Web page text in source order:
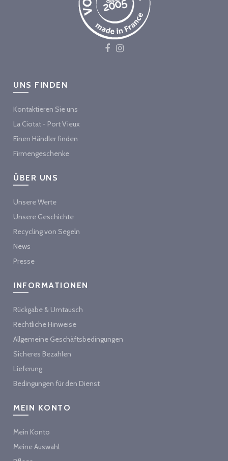
UNS FINDEN
Kontaktieren Sie uns
La Ciotat - Port Vieux
Einen Händler finden
Firmengeschenke
ÜBER UNS
Unsere Werte
Unsere Geschichte
Recycling von Segeln
News
Presse
INFORMATIONEN
Rückgabe & Umtausch
Rechtliche Hinweise
Allgemeine Geschäftsbedingungen
Sicheres Bezahlen
Lieferung
Bedingungen für den Dienst
MEIN KONTO
Mein Konto
Meine Auswahl